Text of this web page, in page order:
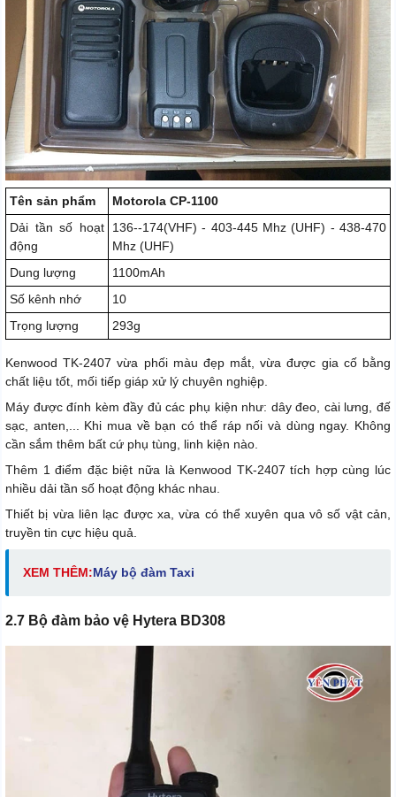
Tên sản phẩm
Motorola CP-1100
Dải tần số hoạt
động
136--174(VHF) - 403-445 Mhz (UHF) - 438-470
Mhz (UHF)
Dung lượng
1100mAh
Số kênh nhớ
10
Trọng lượng
293g
Kenwood TK-2407 vừa phối màu đẹp mắt, vừa được gia cố bằng
chất liệu tốt, mối tiếp giáp xử lý chuyên nghiệp.
Máy được đính kèm đầy đủ các phụ kiện như: dây đeo, cài lưng, đế
sạc, anten,... Khi mua về bạn có thể ráp nối và dùng ngay. Không
cần sắm thêm bất cứ phụ tùng, linh kiện nào.
Thêm 1 điểm đặc biệt nữa là Kenwood TK-2407 tích hợp cùng lúc
nhiều dải tần số hoạt động khác nhau.
Thiết bị vừa liên lạc được xa, vừa có thể xuyên qua vô số vật cản,
truyền tin cực hiệu quả.
XEM THÊM:Máy bộ đàm Taxi
2.7 Bộ đàm bảo vệ Hytera BD308